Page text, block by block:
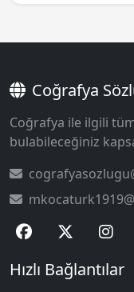
Coğrafya
Coğrafya ile ilgili
bulabileceğiniz
Hızlı Bağlantılar